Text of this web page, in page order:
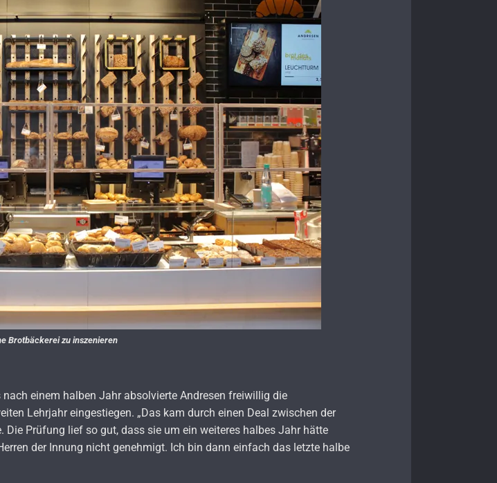
Brotbäckerei zu inszenieren
einem halben Jahr absolvierte Andresen freiwillig die
Lehrjahr eingestiegen. „Das kam durch einen Deal zwischen der
Die Prüfung lief so gut, dass sie um ein weiteres halbes Jahr hätte
der Innung nicht genehmigt. Ich bin dann einfach das letzte halbe